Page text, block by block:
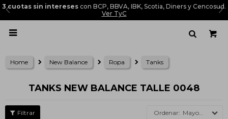
3 cuotas sin intereses con BCP, BBVA, IBK, Scotia, Diners y Cencosud.
Ver TyC

Home New Balance Ropa Tanks
TANKS NEW BALANCE TALLE 0048
Mayor precio